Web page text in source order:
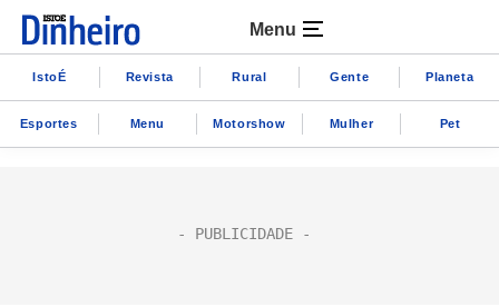
Menu
IstoÉ Revista Rural Gente Planeta
Esportes Menu Motorshow Mulher Pet